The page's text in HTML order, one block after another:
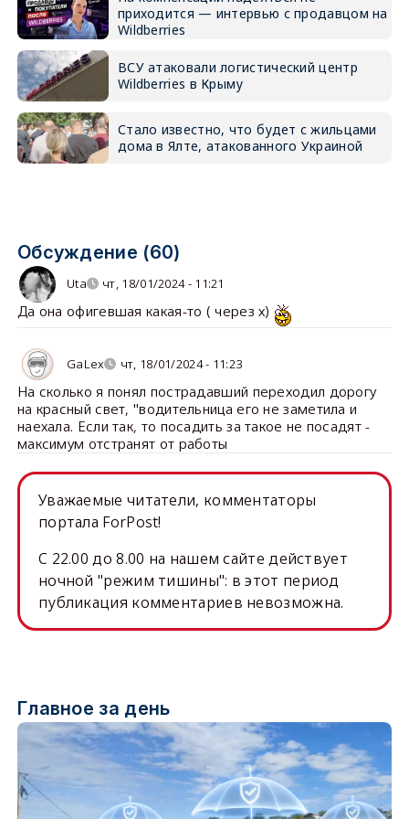
приходится — интервью с продавцом на
Wildberries
ВСУ атаковали логистический центр
Wildberries в Крыму
Стало известно, что будет с жильцами
дома в Ялте, атакованного Украиной
Обсуждение (60)
Uta чт, 18/01/2024 - 11:21
Да она офигевшая какая-то ( через х)
GaLex чт, 18/01/2024 - 11:23
На сколько я понял пострадавший переходил дорогу
на красный свет, "водительница его не заметила и
наехала. Если так, то посадить за такое не посадят -
максимум отстранят от работы
Уважаемые читатели, комментаторы
портала ForPost!
C 22.00 до 8.00 на нашем сайте действует
ночной "режим тишины": в этот период
публикация комментариев невозможна.
Главное за день